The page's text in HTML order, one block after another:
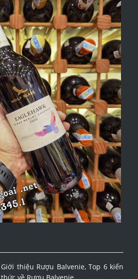
Giới thiệu Rượu Balvenie, Top 6 kiến